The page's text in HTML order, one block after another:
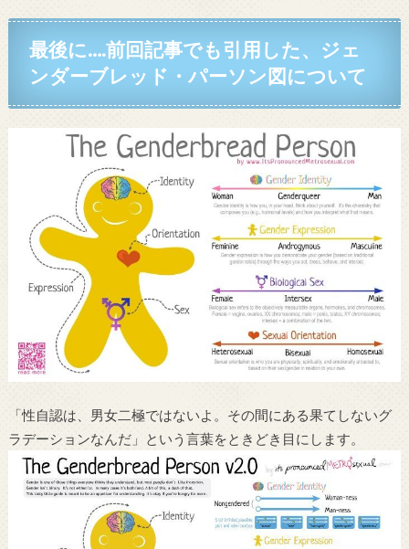
最後に….前回記事でも引用した、ジェ
ンダーブレッド・パーソン図について
「性自認は、男女二極ではないよ。その間にある果てしないグ
ラデーションなんだ」という言葉をときどき目にします。